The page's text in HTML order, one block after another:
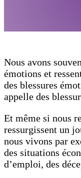
Nous avons
émotions et
des blessures
appelle des
Et même si nous
ressurgissent un
nous vivons par
des situations
d’emploi, des